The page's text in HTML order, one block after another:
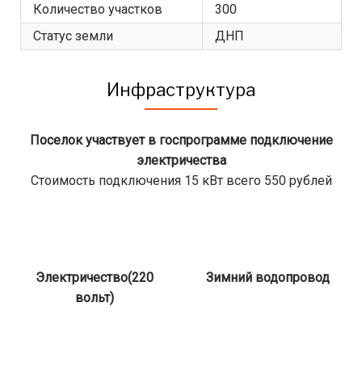
Количество участков
300
Статус земли
ДНП
Инфраструктура
Поселок участвует в госпрограмме подключение
электричества
Стоимость подключения 15 кВт всего 550 рублей
Электричество(220
вольт)
Зимний водопровод